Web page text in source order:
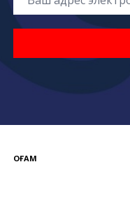
ҚОҒАМ